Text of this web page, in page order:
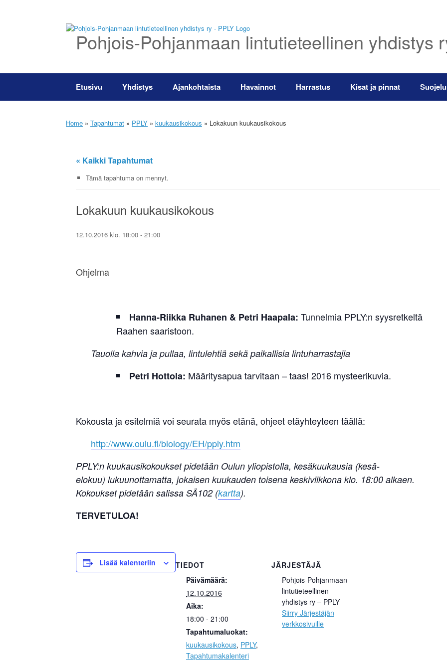
Pohjois-Pohjanmaan lintutieteellinen yhdistys
Etusivu Yhdistys Ajankohtaista Havainnot Harrastus Kisat ja pinnat
Home » Tapahtumat » PPLY » kuukausikokous » Lokakuun kuukausikokous
« Kaikki Tapahtumat
Tämä tapahtuma on mennyt.
Lokakuun kuukausikokous
12.10.2016 klo. 18:00 - 21:00
Ohjelma
Hanna-Riikka Ruhanen & Petri Haapala: Tunnelmia PPLY:n syysretkeltä
Raahen saaristoon.
Tauolla kahvia ja pullaa, lintulehtiä sekä paikallisia lintuharrastajia
Petri Hottola: Määritysapua tarvitaan – taas! 2016 mysteerikuvia.
Kokousta ja esitelmiä voi seurata myös etänä, ohjeet etäyhteyteen täällä:
http://www.oulu.fi/biology/EH/pply.htm
PPLY:n kuukausikokoukset pidetään Oulun yliopistolla, kesäkuukausia (kesä-
elokuu) lukuunottamatta, jokaisen kuukauden toisena keskiviikkona klo. 18:00 alkaen.
Kokoukset pidetään salissa SÄ102 (kartta).
TERVETULOA!
Lisää kalenteriin
TIEDOT
Päivämäärä:
12.10.2016
Aika:
18:00 - 21:00
Tapahtumaluokat:
kuukausikokous, PPLY,
Tapahtumakalenteri
JÄRJESTÄJÄ
Pohjois-Pohjanmaan
lintutieteellinen
yhdistys ry – PPLY
Siirry Järjestäjän
verkkosivuille